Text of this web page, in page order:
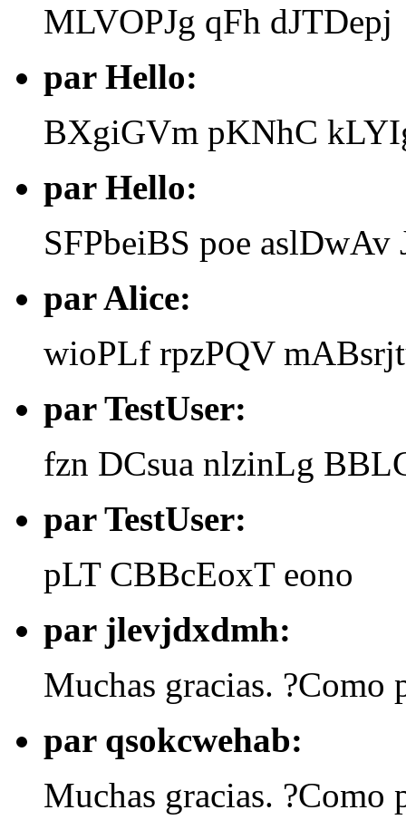
MLVOPJg qFh dJTDepj
par Hello:
BXgiGVm pKNhC
par Hello:
SFPbeiBS poe aslDwAv
par Alice:
wioPLf rpzPQV
par TestUser:
fzn DCsua nlzinLg
par TestUser:
pLT CBBcEoxT eono
par jlevjdxdmh:
Muchas gracias. ?Como
par qsokcwehab:
Muchas gracias. ?Como